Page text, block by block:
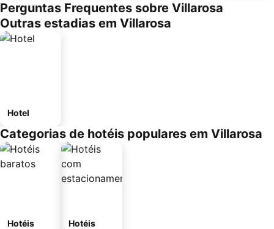
Perguntas Frequentes sobre Villarosa
Outras estadias em Villarosa
Hotel
Categorias de hotéis populares em Villarosa
Hotéis
Hotéis